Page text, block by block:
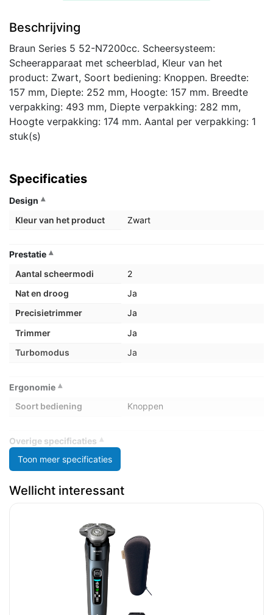
Beschrijving
Braun Series 5 52-N7200cc. Scheersysteem:
Scheerapparaat met scheerblad, Kleur van het
product: Zwart, Soort bediening: Knoppen. Breedte:
157 mm, Diepte: 252 mm, Hoogte: 157 mm. Breedte
verpakking: 493 mm, Diepte verpakking: 282 mm,
Hoogte verpakking: 174 mm. Aantal per verpakking: 1
stuk(s)
Specificaties
Design
Kleur van het product
Zwart
Prestatie
Aantal scheermodi
2
Nat en droog
Ja
Precisietrimmer
Ja
Trimmer
Ja
Turbomodus
Ja
Ergonomie
Soort bediening
Knoppen
Overige specificaties
Merk
Inhoud van de verpakking
Ja
Reinigingsborsteltje
Reinigingscartridge
Ja
Gewicht en omvang
Toon meer specificaties
Wellicht interessant